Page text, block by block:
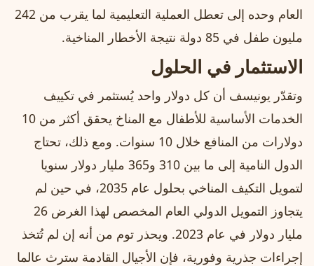
العام وحده إلى تعطل العملية التعليمية لما يقرب من 242
مليون طفل في 85 دولة نتيجة الأخطار المناخية.
الاستثمار في الحلول
وتقدّر يونيسف أن كل دولار واحد يُستثمر في تكييف
الخدمات الأساسية للأطفال مع المناخ يحقق أكثر من 10
دولارات من المنافع خلال 10 سنوات. ومع ذلك، تحتاج
الدول النامية إلى ما بين 310 و365 مليار دولار سنويا
لتمويل التكيف المناخي بحلول عام 2035، في حين لم
يتجاوز التمويل الدولي العام المخصص لهذا الغرض 26
مليار دولار في عام 2023. ويحذر توم من أنه إن لم تُتخذ
إجراءات جذرية وفورية، فإن الأجيال القادمة سترث عالما